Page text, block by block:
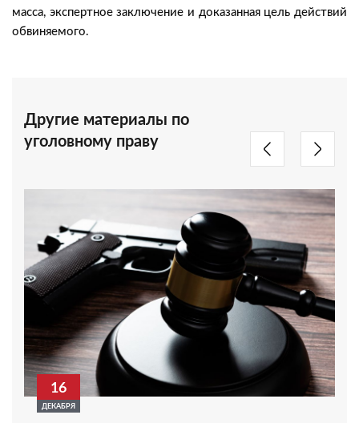
масса, экспертное заключение и доказанная цель действий
обвиняемого.
Другие материалы по
уголовному праву
16
ДЕКАБРЯ